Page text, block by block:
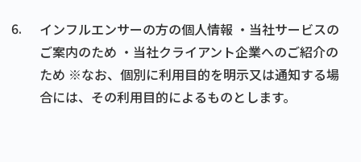
6. インフルエンサーの方の個人情報 ・当社サービスの
ご案内のため ・当社クライアント企業へのご紹介の
ため ※なお、個別に利用目的を明示又は通知する場
合には、その利用目的によるものとします。